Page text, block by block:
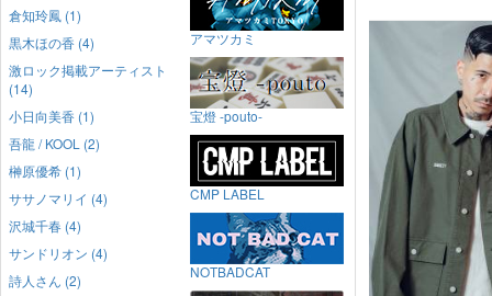
倉知玲鳳 (1)
黒木ほの香 (4)
激ロック掲載アーティスト
(14)
小日向美香 (1)
吾龍 / KOOL (2)
榊原優希 (1)
ササノマリイ (4)
沢城千春 (4)
サンドリオン (4)
詩人さん (2)
アマツカミ
宝燈 -pouto-
CMP LABEL
NOTBADCAT